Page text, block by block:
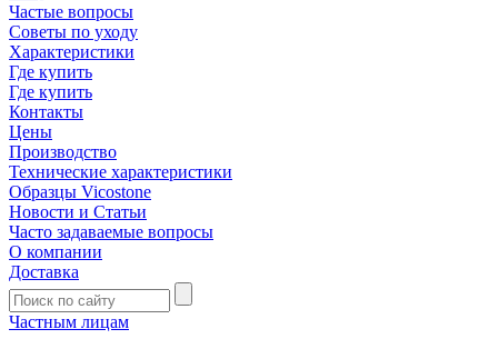
Частые вопросы
Советы по уходу
Характеристики
Где купить
Где купить
Контакты
Цены
Производство
Технические характеристики
Образцы Vicostone
Новости и Статьи
Часто задаваемые вопросы
О компании
Доставка
Частным лицам